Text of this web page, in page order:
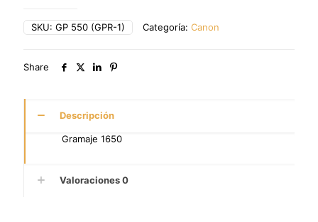
SKU: GP 550 (GPR-1) Categoría: Canon
Share
Descripción
Gramaje 1650
Valoraciones0